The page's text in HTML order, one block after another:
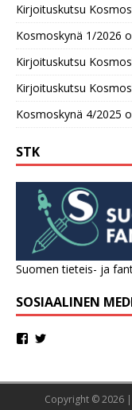
Kirjoituskutsu
Kosmoskynä 1/2026
Kirjoituskutsu
Kirjoituskutsu
Kosmoskynä 4/2025
STK
Suomen tieteis- ja
SOSIAALINEN
Copyright © 2026